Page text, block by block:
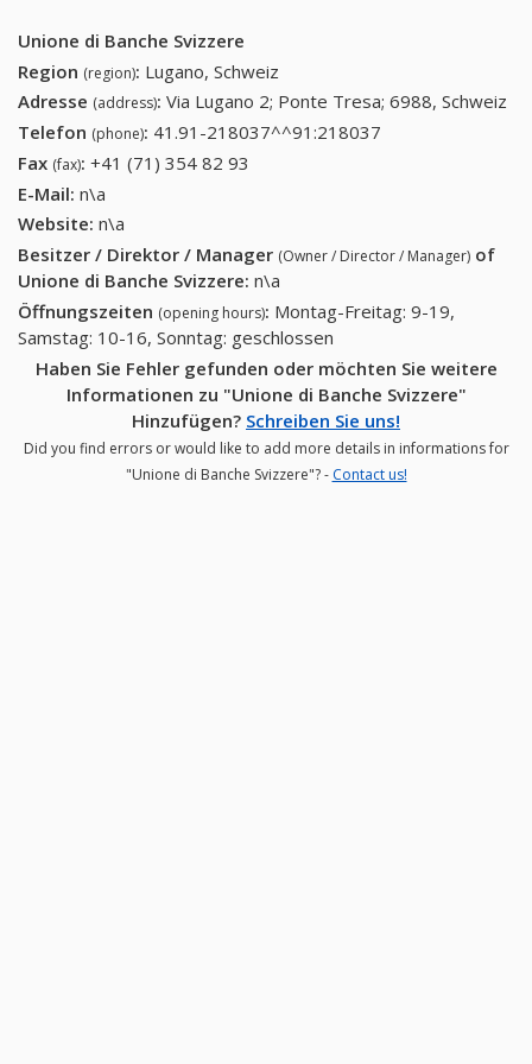
Unione di Banche Svizzere
Region (region): Lugano, Schweiz
Adresse (address): Via Lugano 2; Ponte Tresa; 6988, Schweiz
Telefon (phone): 41.91-218037^^91:218037
Fax (fax): +41 (71) 354 82 93
E-Mail: n\a
Website: n\a
Besitzer / Direktor / Manager (Owner / Director / Manager) of
Unione di Banche Svizzere: n\a
Öffnungszeiten (opening hours): Montag-Freitag: 9-19,
Samstag: 10-16, Sonntag: geschlossen
Haben Sie Fehler gefunden oder möchten Sie weitere
Informationen zu "Unione di Banche Svizzere"
Hinzufügen? Schreiben Sie uns!
Did you find errors or would like to add more details in informations for
"Unione di Banche Svizzere"? - Contact us!